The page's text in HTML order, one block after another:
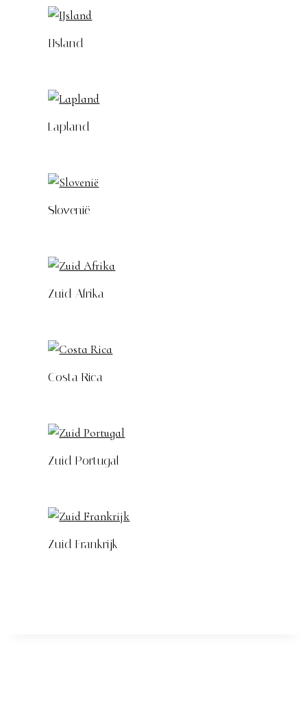
IJsland
Lapland
Slovenië
Zuid Afrika
Costa Rica
Zuid Portugal
Zuid Frankrijk